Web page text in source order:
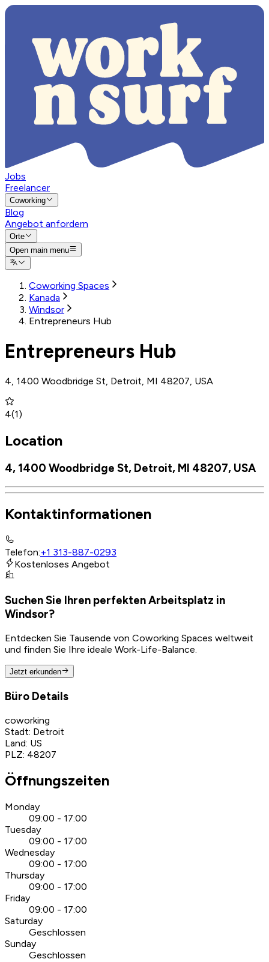
Jobs
Freelancer
Coworking
Blog
Angebot anfordern
Orte
Open main menu
Coworking Spaces
Kanada
Windsor
Entrepreneurs Hub
Entrepreneurs Hub
4, 1400 Woodbridge St, Detroit, MI 48207, USA
4(1)
Location
4, 1400 Woodbridge St, Detroit, MI 48207, USA
Kontaktinformationen
Telefon:+1 313-887-0293
Kostenloses Angebot
Suchen Sie Ihren perfekten Arbeitsplatz in
Windsor?
Entdecken Sie Tausende von Coworking Spaces weltweit
und finden Sie Ihre ideale Work-Life-Balance.
Jetzt erkunden
Büro Details
coworking
Stadt: Detroit
Land: US
PLZ: 48207
Öffnungszeiten
Monday
09:00 - 17:00
Tuesday
09:00 - 17:00
Wednesday
09:00 - 17:00
Thursday
09:00 - 17:00
Friday
09:00 - 17:00
Saturday
Geschlossen
Sunday
Geschlossen